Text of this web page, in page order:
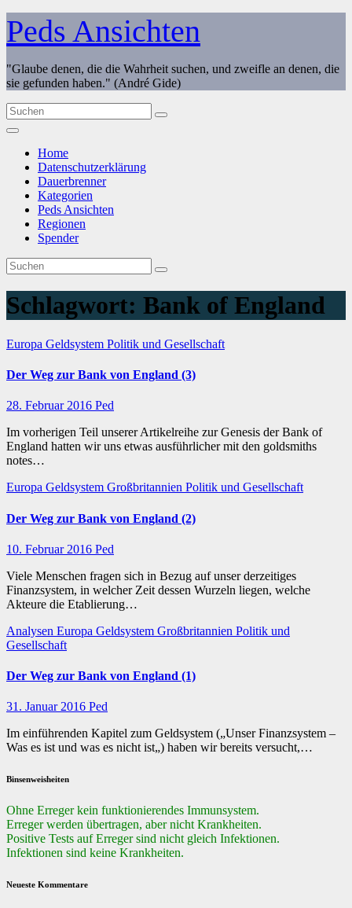
Zum
Inhalt
springen
Peds Ansichten
"Glaube denen, die die Wahrheit suchen, und zweifle an denen, die
sie gefunden haben." (André Gide)
Home
Datenschutzerklärung
Dauerbrenner
Kategorien
Peds Ansichten
Regionen
Spender
Schlagwort: Bank of England
Europa Geldsystem Politik und Gesellschaft
Der Weg zur Bank von England (3)
28. Februar 2016 Ped
Im vorherigen Teil unserer Artikelreihe zur Genesis der Bank of
England hatten wir uns etwas ausführlicher mit den goldsmiths
notes…
Europa Geldsystem Großbritannien Politik und Gesellschaft
Der Weg zur Bank von England (2)
10. Februar 2016 Ped
Viele Menschen fragen sich in Bezug auf unser derzeitiges
Finanzsystem, in welcher Zeit dessen Wurzeln liegen, welche
Akteure die Etablierung…
Analysen Europa Geldsystem Großbritannien Politik und
Gesellschaft
Der Weg zur Bank von England (1)
31. Januar 2016 Ped
Im einführenden Kapitel zum Geldsystem („Unser Finanzsystem –
Was es ist und was es nicht ist„) haben wir bereits versucht,…
Binsenweisheiten
Ohne Erreger kein funktionierendes Immunsystem.
Erreger werden übertragen, aber nicht Krankheiten.
Positive Tests auf Erreger sind nicht gleich Infektionen.
Infektionen sind keine Krankheiten.
Neueste Kommentare